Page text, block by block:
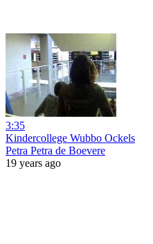
3:35
Kindercollege Wubbo Ockels
Petra Petra de Boevere
19 years ago